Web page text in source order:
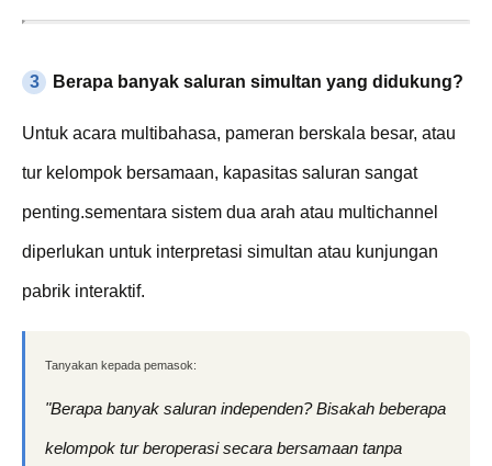
3 Berapa banyak saluran simultan yang didukung?
Untuk acara multibahasa, pameran berskala besar, atau
tur kelompok bersamaan, kapasitas saluran sangat
penting.sementara sistem dua arah atau multichannel
diperlukan untuk interpretasi simultan atau kunjungan
pabrik interaktif.
Tanyakan kepada pemasok:
"Berapa banyak saluran independen? Bisakah beberapa
kelompok tur beroperasi secara bersamaan tanpa